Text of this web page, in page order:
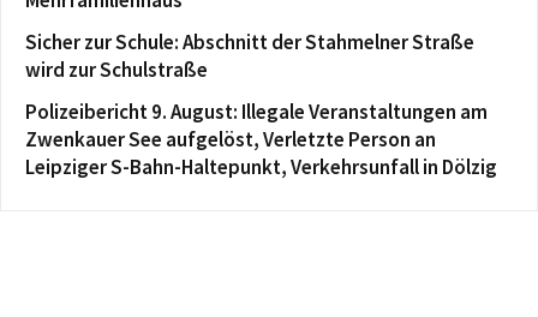
Sicher zur Schule: Abschnitt der Stahmelner Straße
wird zur Schulstraße
Polizeibericht 9. August: Illegale Veranstaltungen am
Zwenkauer See aufgelöst, Verletzte Person an
Leipziger S-Bahn-Haltepunkt, Verkehrsunfall in Dölzig